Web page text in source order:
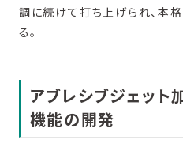
調に続けて打ち上げられ、本
る。
アブレシブジェット
機能の開発